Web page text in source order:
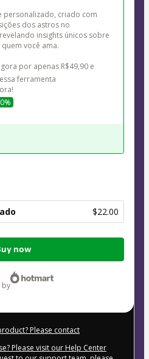
personalizado, criado com
dos astros no
insights únicos sobre
você ama.
por apenas R$49,90 e
ferramenta
$22.00
now
by
Please contact
Please visit our Help Center